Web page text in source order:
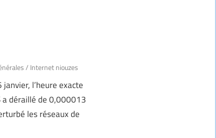
/ Internet niouzes
l’heure exacte
déraillé de 0,000013
les réseaux de